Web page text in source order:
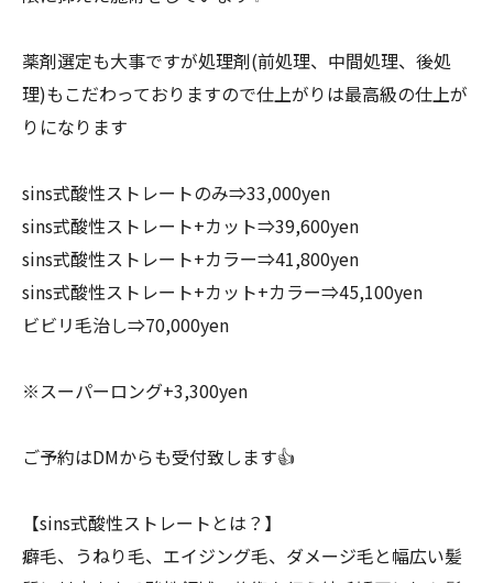
薬剤選定も大事ですが処理剤(前処理、中間処理、後処
理)もこだわっておりますので仕上がりは最高級の仕上が
りになります
sins式酸性ストレートのみ⇒33,000yen
sins式酸性ストレート+カット⇒39,600yen
sins式酸性ストレート+カラー⇒41,800yen
sins式酸性ストレート+カット+カラー⇒45,100yen
ビビリ毛治し⇒70,000yen
※スーパーロング+3,300yen⁡
ご予約はDMからも受付致します👍
【sins式酸性ストレートとは？】
癖毛、うねり毛、エイジング毛、ダメージ毛と幅広い髪